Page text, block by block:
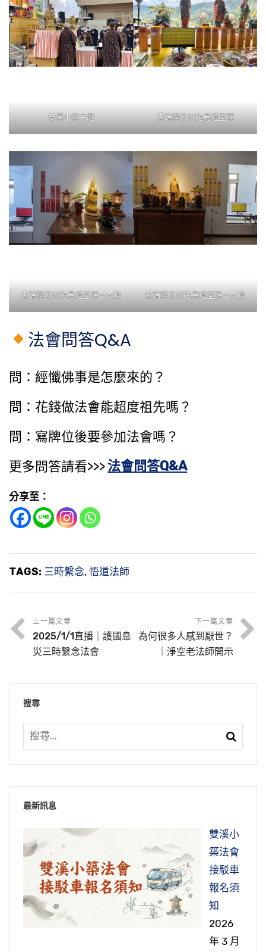
雙溪小築中庭 雲端牌位以跑馬燈呈現
雲端牌位以跑馬燈呈現－大殿 雲端牌位以跑馬燈呈現－大殿
法會問答Q&A
問：經懺佛事是怎麼來的？
問：花錢做法會能​超度祖先​嗎？
問：寫牌位後要參加法會嗎？
更多問答請看>>>法會問答Q&A
分享至：
TAGS: 三時繫念, 悟道法師
上一篇文章
2025/1/1直播｜護國息
災三時繫念法會
下一篇文章
為何很多人感到厭世？
｜淨空老法師開示
搜尋
最新訊息
雙溪小
築法會
接駁車
報名須
知
2026
年 3 月